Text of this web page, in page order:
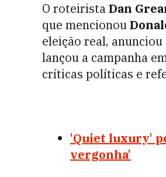
O roteiristaDan
que mencionou
eleição real,
lançou a campanha
críticas políticas e
'Quiet luxury'
vergonha'